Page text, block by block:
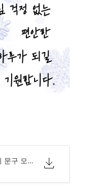
7 눈 오는날 인사말 이미지 문구 모음.png